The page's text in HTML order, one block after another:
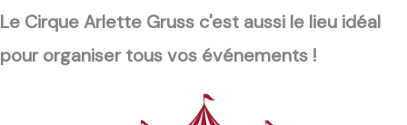
Le Cirque Arlette Gruss c'est aussi le lieu idéal
pour organiser tous vos événements !